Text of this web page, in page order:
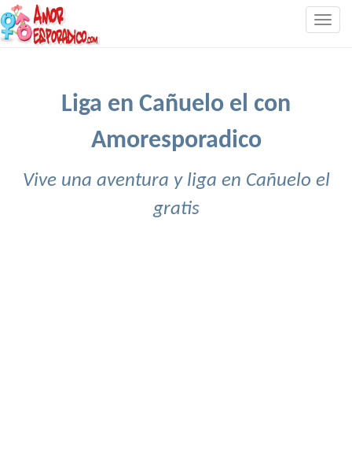
Liga en Cañuelo el con
Amoresporadico
Vive una aventura y liga en Cañuelo el
gratis